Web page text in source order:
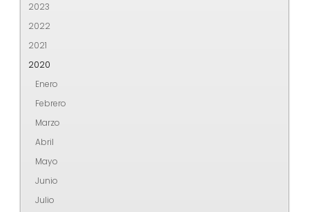
2023
2022
2021
2020
Enero
Febrero
Marzo
Abril
Mayo
Junio
Julio